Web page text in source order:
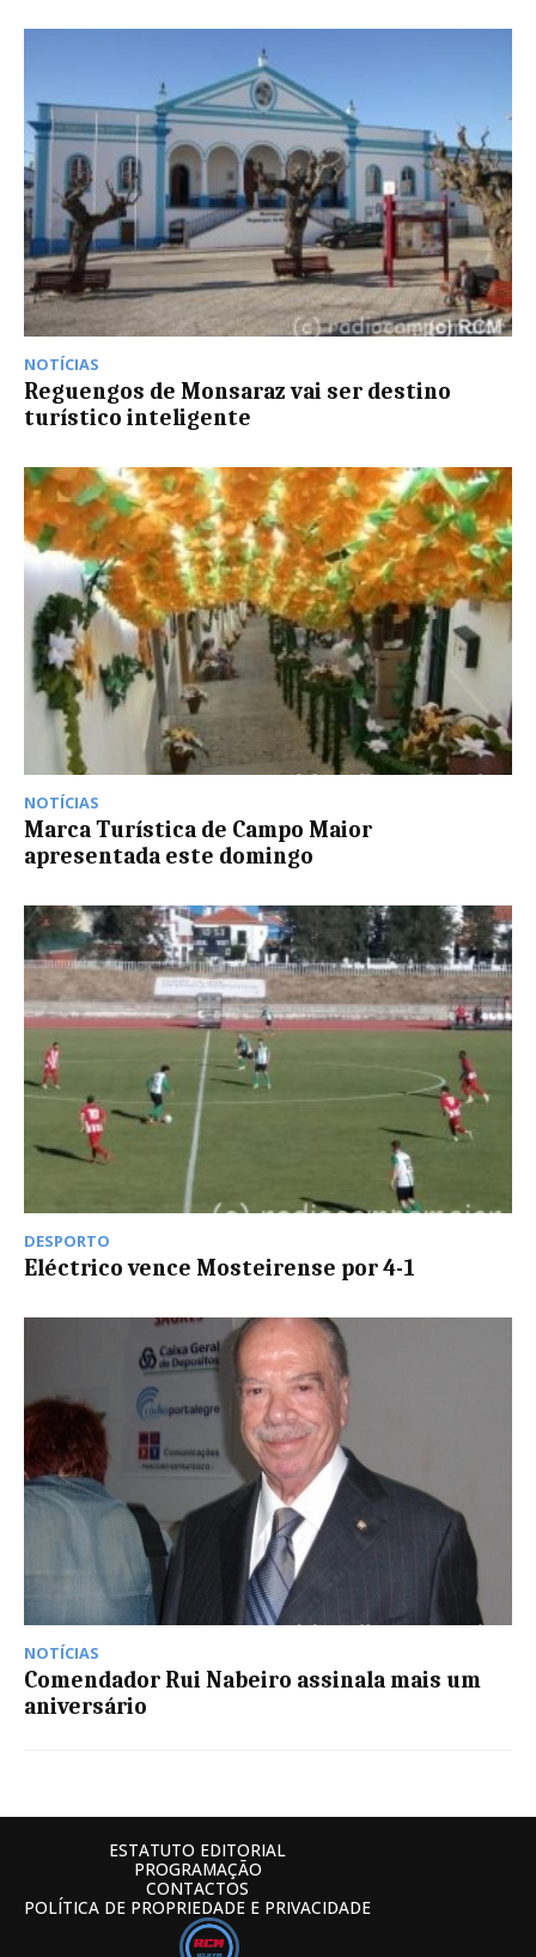
NOTÍCIAS
Reguengos de Monsaraz vai ser destino
turístico inteligente
NOTÍCIAS
Marca Turística de Campo Maior
apresentada este domingo
DESPORTO
Eléctrico vence Mosteirense por 4-1
NOTÍCIAS
Comendador Rui Nabeiro assinala mais um
aniversário
ESTATUTO EDITORIAL
PROGRAMAÇÃO
CONTACTOS
POLÍTICA DE PROPRIEDADE E PRIVACIDADE